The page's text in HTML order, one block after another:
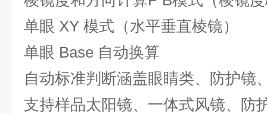
单眼 XY 模式（水平垂直棱镜）
单眼 Base 自动换算
自动标准判断涵盖眼睛类、防护镜
支持样品太阳镜、一体式风镜、防